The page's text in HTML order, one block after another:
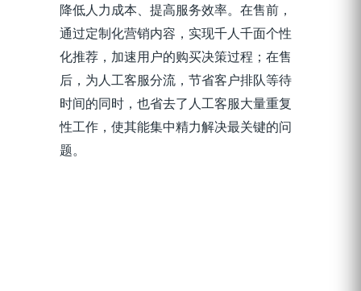
降低人力成本、提高服务效率。在售前，
通过定制化营销内容，实现千人千面个性
化推荐，加速用户的购买决策过程；在售
后，为人工客服分流，节省客户排队等待
时间的同时，也省去了 人工客服大量重复
性工作， 使其能集中精力解决最关键的问
题。